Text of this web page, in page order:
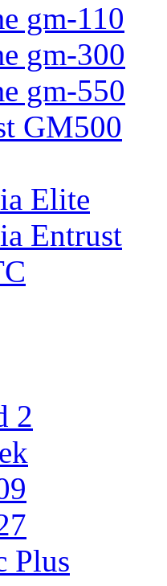
gm-110
gm-300
gm-550
GM500
Elite
Entrust
2
Plus